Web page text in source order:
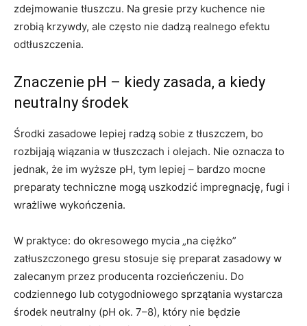
zdejmowanie tłuszczu. Na gresie przy kuchence nie
zrobią krzywdy, ale często nie dadzą realnego efektu
odtłuszczenia.
Znaczenie pH – kiedy zasada, a kiedy
neutralny środek
Środki zasadowe lepiej radzą sobie z tłuszczem, bo
rozbijają wiązania w tłuszczach i olejach. Nie oznacza to
jednak, że im wyższe pH, tym lepiej – bardzo mocne
preparaty techniczne mogą uszkodzić impregnację, fugi i
wrażliwe wykończenia.
W praktyce: do okresowego mycia „na ciężko”
zatłuszczonego gresu stosuje się preparat zasadowy w
zalecanym przez producenta rozcieńczeniu. Do
codziennego lub cotygodniowego sprzątania wystarcza
środek neutralny (pH ok. 7–8), który nie będzie